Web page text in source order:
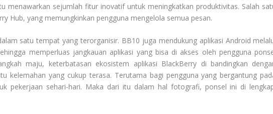
menawarkan sejumlah fitur inovatif untuk meningkatkan produktivitas. Salah
Hub, yang memungkinkan pengguna mengelola semua pesan.
satu tempat yang terorganisir. BB10 juga mendukung aplikasi Android
memperluas jangkauan aplikasi yang bisa di akses oleh pengguna
maju, keterbatasan ekosistem aplikasi BlackBerry di bandingkan
kelemahan yang cukup terasa. Terutama bagi pengguna yang bergantung
pekerjaan sehari-hari. Maka dari itu dalam hal fotografi, ponsel ini di